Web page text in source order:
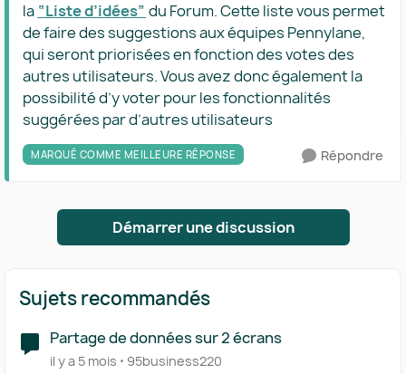
la “Liste d’idées” du Forum. Cette liste vous permet
de faire des suggestions aux équipes Pennylane,
qui seront priorisées en fonction des votes des
autres utilisateurs. Vous avez donc également la
possibilité d’y voter pour les fonctionnalités
suggérées par d’autres utilisateurs
MARQUÉ COMME MEILLEURE RÉPONSE Répondre
Démarrer une discussion
Sujets recommandés
Partage de données sur 2 écrans
il y a 5 mois 95business220